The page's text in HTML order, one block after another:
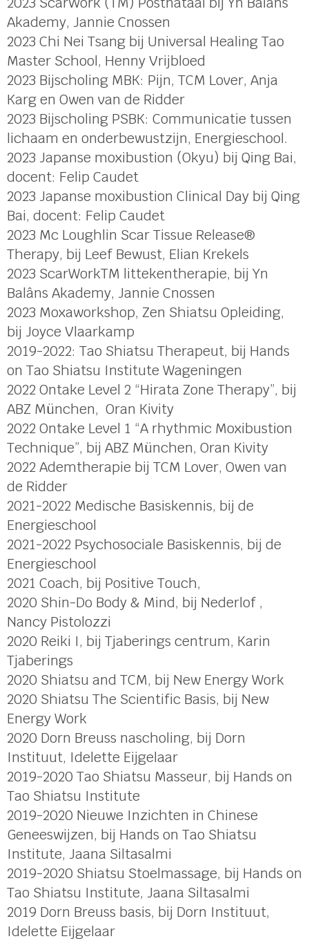
Akademy, Jannie Cnossen
2023 Chi Nei Tsang bij Universal Healing Tao
Master School, Henny Vrijbloed
2023 Bijscholing MBK: Pijn, TCM Lover, Anja
Karg en Owen van de Ridder
2023 Bijscholing PSBK: Communicatie tussen
lichaam en onderbewustzijn, Energieschool.
2023 Japanse moxibustion (Okyu) bij Qing Bai,
docent: Felip Caudet
2023 Japanse moxibustion Clinical Day bij Qing
Bai, docent: Felip Caudet
2023 Mc Loughlin Scar Tissue Release®
Therapy, bij Leef Bewust, Elian Krekels
2023 ScarWorkTM littekentherapie, bij Yn
Balâns Akademy, Jannie Cnossen
2023 Moxaworkshop, Zen Shiatsu Opleiding,
bij Joyce Vlaarkamp
2019-2022: Tao Shiatsu Therapeut, bij Hands
on Tao Shiatsu Institute Wageningen
2022 Ontake Level 2 “Hirata Zone Therapy”, bij
ABZ München, Oran Kivity
2022 Ontake Level 1 “A rhythmic Moxibustion
Technique”, bij ABZ München, Oran Kivity
2022 Ademtherapie bij TCM Lover, Owen van
de Ridder
2021-2022 Medische Basiskennis, bij de
Energieschool
2021-2022 Psychosociale Basiskennis, bij de
Energieschool
2021 Coach, bij Positive Touch,
2020 Shin-Do Body & Mind, bij Nederlof ,
Nancy Pistolozzi
2020 Reiki I, bij Tjaberings centrum, Karin
Tjaberings
2020 Shiatsu and TCM, bij New Energy Work
2020 Shiatsu The Scientific Basis, bij New
Energy Work
2020 Dorn Breuss nascholing, bij Dorn
Instituut, Idelette Eijgelaar
2019-2020 Tao Shiatsu Masseur, bij Hands on
Tao Shiatsu Institute
2019-2020 Nieuwe Inzichten in Chinese
Geneeswijzen, bij Hands on Tao Shiatsu
Institute, Jaana Siltasalmi
2019-2020 Shiatsu Stoelmassage, bij Hands on
Tao Shiatsu Institute, Jaana Siltasalmi
2019 Dorn Breuss basis, bij Dorn Instituut,
Idelette Eijgelaar